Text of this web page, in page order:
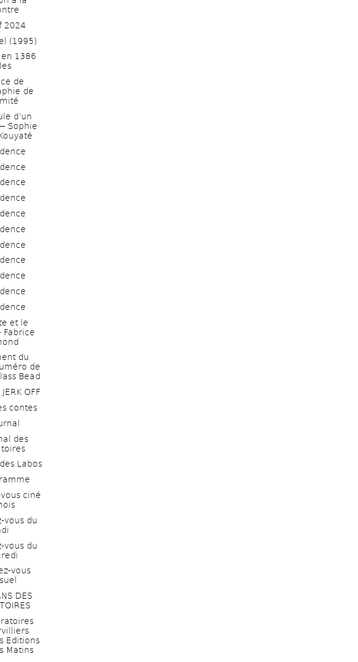
2024
(1995)
1386
de
de
d’un
Sophie
et le
du
de
Bead
OFF
contes
des
Labos
ciné
vous du
vous du
vous
DES
Editions
Matins